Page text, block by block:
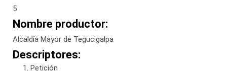
5
Nombre productor:
Alcaldía Mayor de Tegucigalpa
Descriptores:
Petición